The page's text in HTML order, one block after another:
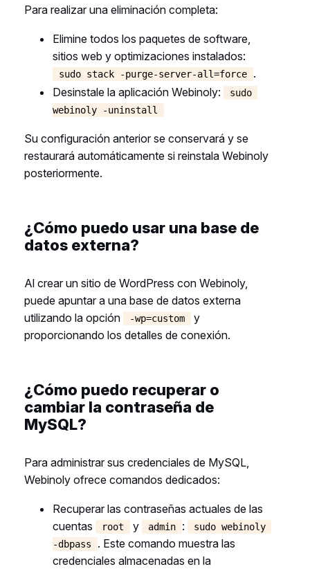
Para realizar una eliminación completa:
Elimine todos los paquetes de software,
sitios web y optimizaciones instalados:
sudo stack -purge-server-all=force
.
Desinstale la aplicación Webinoly:
sudo
webinoly -uninstall
Su configuración anterior se conservará y se
restaurará automáticamente si reinstala Webinoly
posteriormente.
¿Cómo puedo usar una base de
datos externa?
Al crear un sitio de WordPress con Webinoly,
puede apuntar a una base de datos externa
utilizando la opción
-wp=custom
y
proporcionando los detalles de conexión.
¿Cómo puedo recuperar o
cambiar la contraseña de
MySQL?
Para administrar sus credenciales de MySQL,
Webinoly ofrece comandos dedicados:
Recuperar las contraseñas actuales de las
cuentas
root y admin :
sudo webinoly
-dbpass
. Este comando muestra las
credenciales almacenadas en la